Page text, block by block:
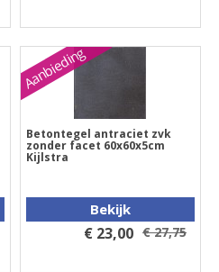
Aanbieding
Betontegel antraciet zvk
zonder facet 60x60x5cm
Kijlstra
Bekijk
€ 23,00 € 27,75